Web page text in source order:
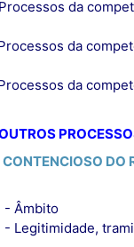
da
da
da
DO
- Âmbito
- Legitimidade,